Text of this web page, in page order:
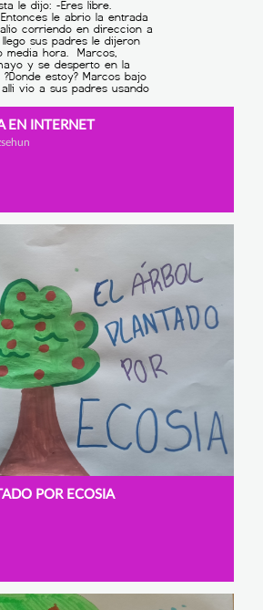
EN INTERNET
POR ECOSIA